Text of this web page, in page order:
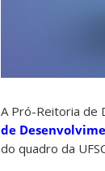
A Pró-Reitoria de
de
do quadro da